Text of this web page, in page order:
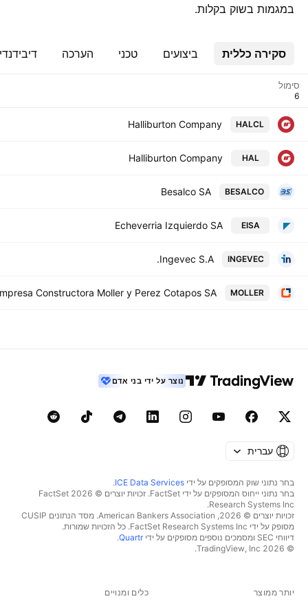
במגמות בשוק בקלות.
סקירה כללית ביצועים טכני הערכה
סימול
HALCL
Halliburton Company
HAL
Halliburton Company
BESALCO
Besalco SA
EISA
Echeverria Izquierdo SA
INGEVEC
Ingevec S.A.
MOLLER
Constructora Moller y Perez Cotapos SA
נוצר על ידי בני אדם
עברית
בחר נתוני שוק המסופקים על ידי ICE Data Services
.
בחר נתוני ייחוס המסופקים על ידי FactSet. זכויות יוצרים © 2026 ‏FactSet
Research Systems Inc.‏
זכויות יוצרים © 2026, ‏American Bankers Association. מסד הנתונים CUSIP
מסופק על ידי FactSet Research Systems Inc. כל הזכויות שמורות.
דיווחי SEC ומסמכים נוספים מסופקים על ידי
Quartr
.
© 2026 ‏TradingView, Inc.‏
יותר ממוצר כלים ומנויים